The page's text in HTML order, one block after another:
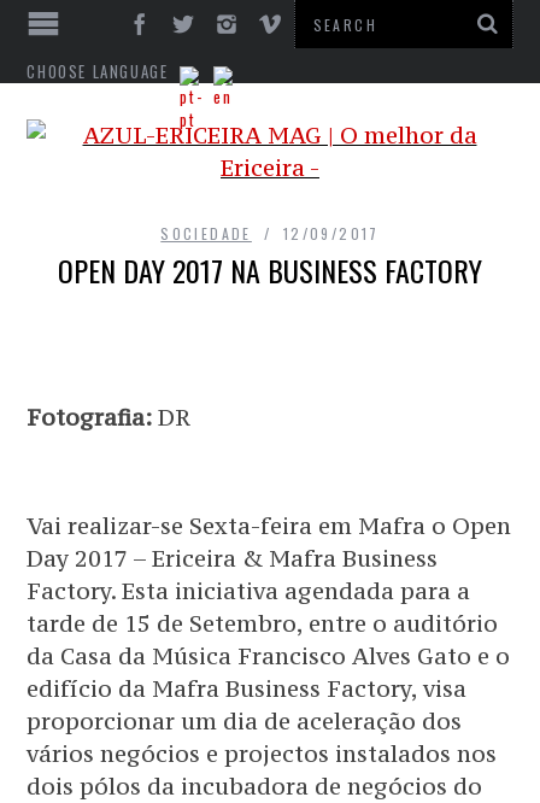
CHOOSE LANGUAGE
SOCIEDADE 12/09/2017
OPEN DAY 2017 NA BUSINESS FACTORY
Fotografia: DR
Vai realizar-se Sexta-feira em Mafra o Open
Day 2017 – Ericeira & Mafra Business
Factory. Esta iniciativa agendada para a
tarde de 15 de Setembro, entre o auditório
da Casa da Música Francisco Alves Gato e o
edifício da Mafra Business Factory, visa
proporcionar um dia de aceleração dos
vários negócios e projectos instalados nos
dois pólos da incubadora de negócios do